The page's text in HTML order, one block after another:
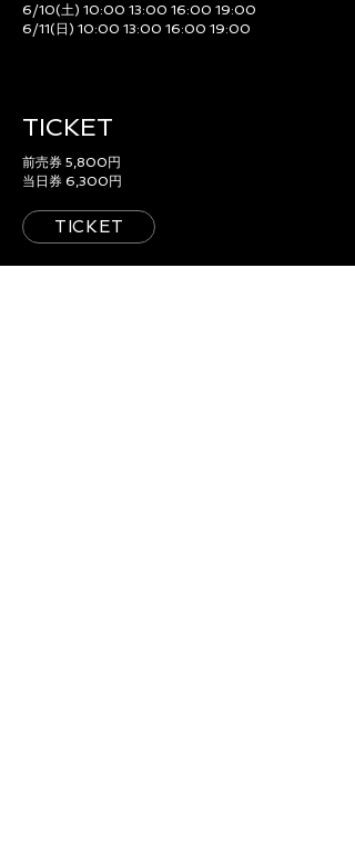
6/10(土) 10:00 13:00 16:00 19:00
6/11(日) 10:00 13:00 16:00 19:00
TICKET
前売券 5,800円
当日券 6,300円
TICKET